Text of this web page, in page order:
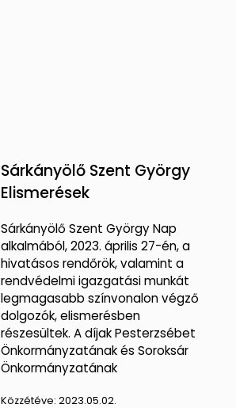
Sárkányölő Szent György
Elismerések
Sárkányölő Szent György Nap
alkalmából, 2023. április 27-én, a
hivatásos rendőrök, valamint a
rendvédelmi igazgatási munkát
legmagasabb színvonalon végző
dolgozók, elismerésben
részesültek. A díjak Pesterzsébet
Önkormányzatának és Soroksár
Önkormányzatának
Közzétéve:2023.05.02.